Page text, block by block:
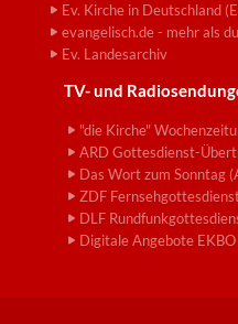
Ev. Kirche in Deutschland
evangelisch.de - mehr als
Ev. Landesarchiv
TV- und
"die Kirche"
ARD Gottesdienst-
Das Wort zum Sonntag
ZDF
DLF
Digitale Angebote EKBO